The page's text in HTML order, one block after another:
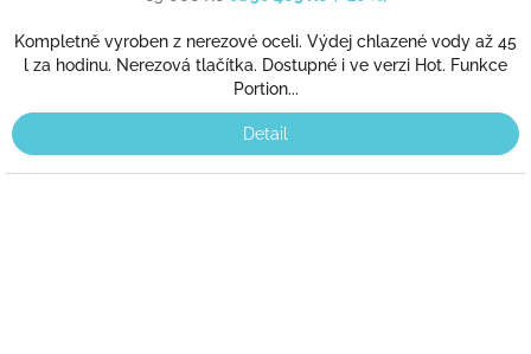
Kompletně vyroben z nerezové oceli. Výdej chlazené vody až 45
l za hodinu. Nerezová tlačítka. Dostupné i ve verzi Hot. Funkce
Portion...
Detail